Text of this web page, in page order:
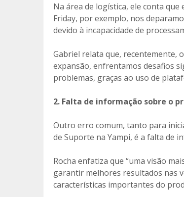
Na área de logística, ele conta
Friday, por exemplo, nos
devido à incapacidade de
Gabriel relata que, recentemente,
expansão, enfrentamos desafios
problemas, graças ao uso de
2. Falta de informação sobre o
Outro erro comum, tanto para
de Suporte na Yampi, é a falta de
Rocha enfatiza que “uma visão
garantir melhores resultados nas
características importantes do